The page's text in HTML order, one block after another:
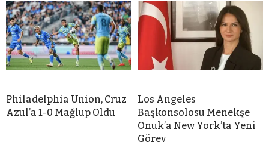
Philadelphia Union, Cruz
Azul’a 1-0 Mağlup Oldu
Los Angeles
Başkonsolosu Menekşe
Onuk’a New York’ta Yeni
Görev